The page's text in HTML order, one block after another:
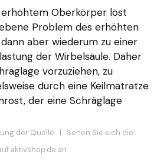
Oberkörper löst
Problem des erhöhten
aber wiederum zu einer
der Wirbelsäule. Daher
vorzuziehen, zu
durch eine Keilmatratze
der eine Schräglage
der Quelle | Sehen Sie sich die
aktivshop.de an